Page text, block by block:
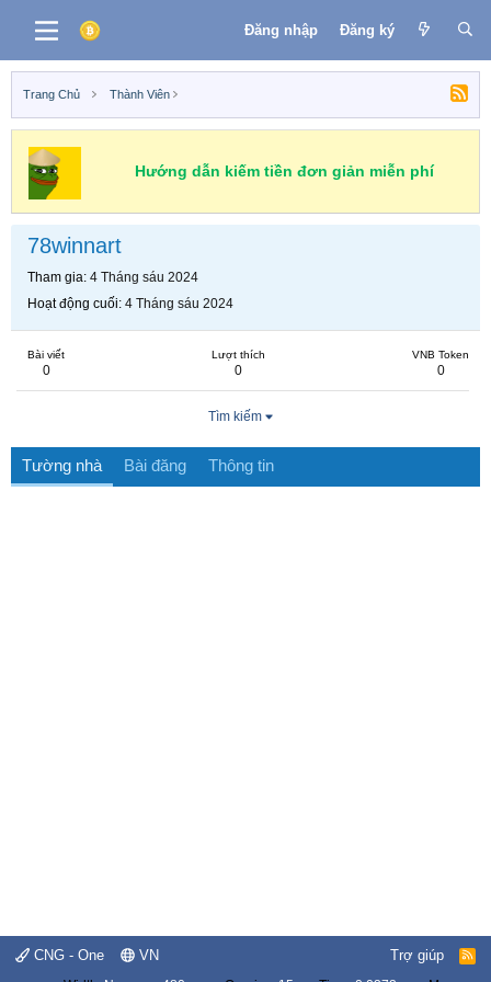
Đăng nhập Đăng ký
Trang Chủ Thành Viên
Hướng dẫn kiếm tiền đơn giản miễn phí
78winnart
Tham gia 4 Tháng sáu 2024
Hoạt động cuối 4 Tháng sáu 2024
Bài viết
0
Lượt thích
0
VNB Token
0
Tìm kiếm
Tường nhà Bài đăng Thông tin
CNG - One VN Trợ giúp
R